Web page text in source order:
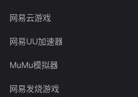
网易云游戏
网易UU加速器
MuMu模拟器
网易发烧游戏